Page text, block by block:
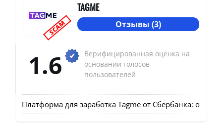
SCAM
TAGME
Отзывы (3)
1.6
Верифицированная оценка на
основании голосов
пользователей
Платформа для заработка Tagme от Сбербанка: